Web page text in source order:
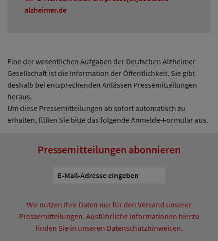
alzheimer.de
Eine der wesentlichen Aufgaben der Deutschen Alzheimer
Gesellschaft ist die Information der Öffentlichkeit. Sie gibt
deshalb bei entsprechenden Anlässen Pressemitteilungen
heraus.
Um diese Pressemitteilungen ab sofort automatisch zu
erhalten, füllen Sie bitte das folgende Anmelde-Formular aus.
Pressemitteilungen abonnieren
Wir nutzen Ihre Daten nur für den Versand unserer
Pressemitteilungen. Ausführliche Informationen hierzu
finden Sie in unseren Datenschutzhinweisen.